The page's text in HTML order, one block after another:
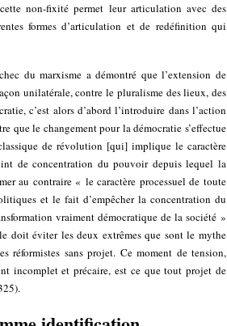
non-fixité permet leur articulation avec des
formes d’articulation et de redéfinition qui
du marxisme a démontré que l’extension de
unilatérale, contre le pluralisme des lieux, des
c’est alors d’abord l’introduire dans l’action
que le changement pour la démocratie s’effectue
de révolution [qui] implique le caractère
de concentration du pouvoir depuis lequel la
au contraire « le caractère processuel de toute
et le fait d’empêcher la concentration du
vraiment démocratique de la société »
doit éviter les deux extrêmes que sont le mythe
sans projet. Ce moment de tension,
incomplet et précaire, est ce que tout projet de